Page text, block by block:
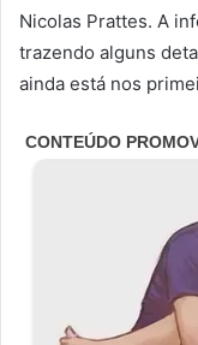
Nicolas Prattes. A
trazendo alguns
ainda está nos